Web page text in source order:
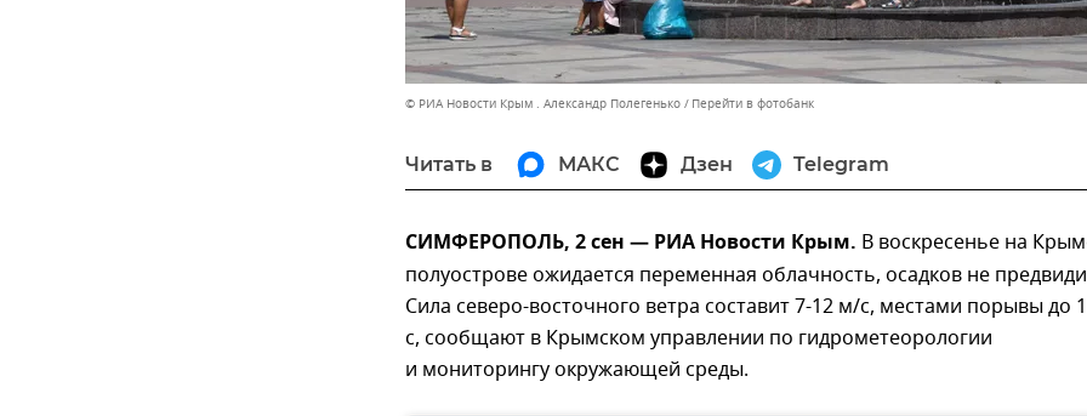
© РИА Новости Крым . Александр Полегенько Перейти в фотобанк
Читать в МАКС Дзен Telegram
СИМФЕРОПОЛЬ, 2 сен — РИА Новости Крым. В воскресенье на
полуострове ожидается переменная облачность, осадков не
Сила северо-восточного ветра составит 7-12 м/с, местами порывы до
с, сообщают в Крымском управлении по гидрометеорологии
и мониторингу окружающей среды.